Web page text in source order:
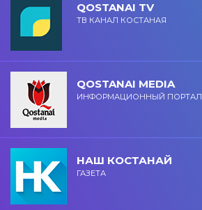
QOSTANAI TV
ТВ КАНАЛ КОСТАНАЯ
QOSTANAI MEDIA
ИНФОРМАЦИОННЫЙ ПОРТАЛ
НАШ КОСТАНАЙ
ГАЗЕТА